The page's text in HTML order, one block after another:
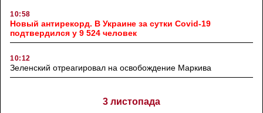
10:58
Новый антирекорд. В Украине за сутки Covid-19
подтвердился у 9 524 человек
10:12
Зеленский отреагировал на освобождение Маркива
3 листопада